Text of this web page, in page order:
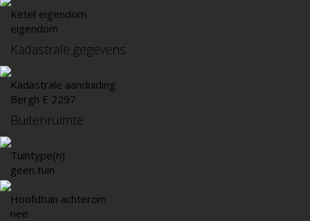
Ketel eigendom
eigendom
Kadastrale gegevens
Kadastrale aanduiding
Bergh E 2297
Buitenruimte
Tuintype(n)
geen tuin
Hoofdtuin achterom
nee